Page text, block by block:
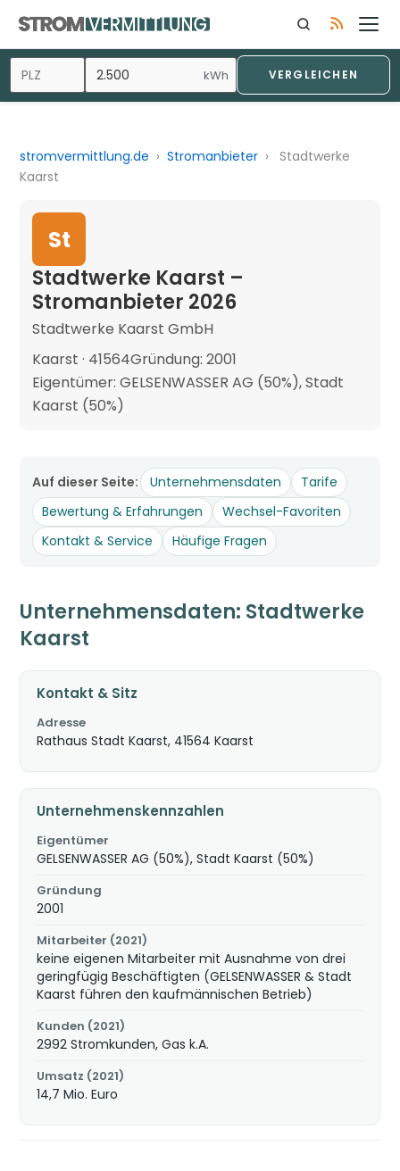
kWh VERGLEICHEN
stromvermittlung.de › Stromanbieter ›
Stadtwerke
Kaarst
St
Stadtwerke Kaarst –
Stromanbieter 2026
Stadtwerke Kaarst GmbH
Kaarst · 41564Gründung: 2001
Eigentümer: GELSENWASSER AG (50%), Stadt
Kaarst (50%)
Auf dieser Seite: Unternehmensdaten
Tarife
Bewertung & Erfahrungen
Wechsel-Favoriten
Kontakt & Service
Häufige Fragen
Unternehmensdaten: Stadtwerke
Kaarst
Kontakt & Sitz
Adresse
Rathaus Stadt Kaarst, 41564 Kaarst
Unternehmenskennzahlen
Eigentümer
GELSENWASSER AG (50%), Stadt Kaarst (50%)
Gründung
2001
Mitarbeiter (2021)
keine eigenen Mitarbeiter mit Ausnahme von drei
geringfügig Beschäftigten (GELSENWASSER & Stadt
Kaarst führen den kaufmännischen Betrieb)
Kunden (2021)
2992 Stromkunden, Gas k.A.
Umsatz (2021)
14,7 Mio. Euro